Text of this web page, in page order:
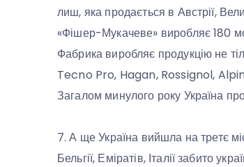
лиш, яка продається в Австрії,
«Фішер-Мукачеве» виробляє 180
Фабрика виробляє продукцію не
Tecno Pro, Hagan, Rossignol,
Загалом минулого року Україна
7. А ще Україна вийшла на третє
Бельгії, Еміратів, Італії забито